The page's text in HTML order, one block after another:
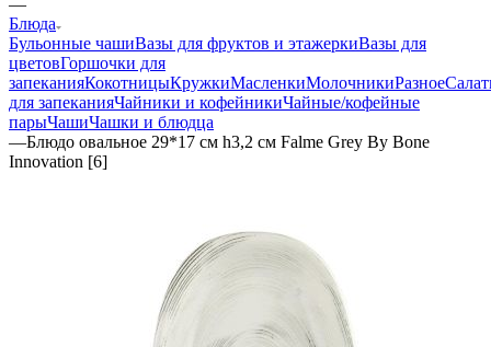
Блюда
Бульонные чашиВазы для фруктов и этажеркиВазы для
цветовГоршочки для
запеканияКокотницыКружкиМасленкиМолочникиРазное
для запеканияЧайники и кофейникиЧайные/кофейные
парыЧашиЧашки и блюдца
—Блюдо овальное 29*17 см h3,2 см Falme Grey By Bone
Innovation [6]